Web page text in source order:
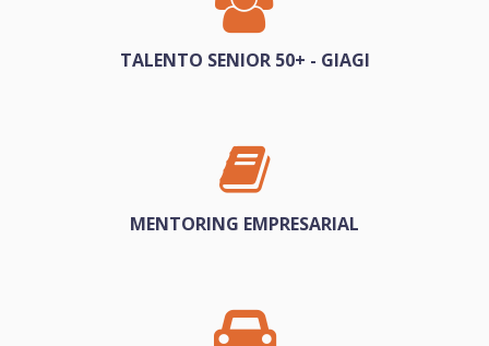
TALENTO SENIOR 50+ - GIAGI
MENTORING EMPRESARIAL